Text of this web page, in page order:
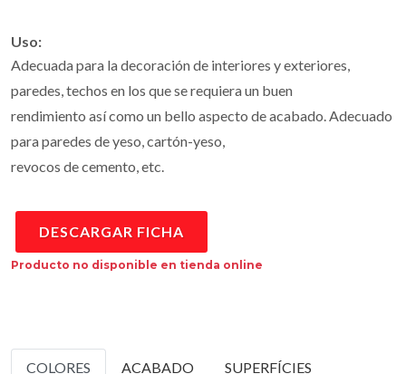
Uso:
Adecuada para la decoración de interiores y exteriores,
paredes, techos en los que se requiera un buen
rendimiento así como un bello aspecto de acabado. Adecuado
para paredes de yeso, cartón-yeso,
revocos de cemento, etc.
DESCARGAR FICHA
Producto no disponible en tienda online
COLORES ACABADO SUPERFÍCIES